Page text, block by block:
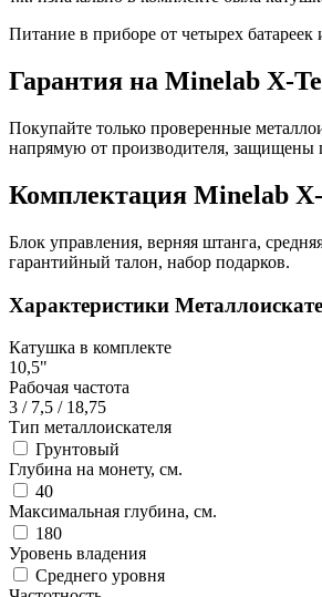
Питание в приборе от четырех
Гарантия на Minelab X-
Покупайте только проверенные
напрямую от производителя, защищены
Комплектация Minelab
Блок управления, верняя штанга,
гарантийный талон, набор подарков.
Характеристики
Катушка в комплекте
10,5"
Рабочая частота
3 / 7,5 / 18,75
Тип металлоискателя
Грунтовый
Глубина на монету, см.
40
Максимальная глубина, см.
180
Уровень владения
Среднего уровня